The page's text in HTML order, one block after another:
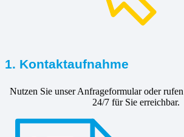
1. Kontaktaufnahme
Nutzen Sie unser Anfrageformular oder
24/7 für Sie erreichbar.